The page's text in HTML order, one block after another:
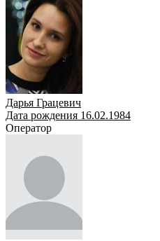
Дарья Грацевич
Дата рождения 16.02.1984
Оператор